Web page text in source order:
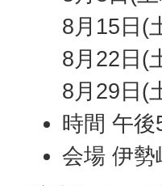
8月15日(
8月22日(
8月29日(
時間 午
会場 伊勢